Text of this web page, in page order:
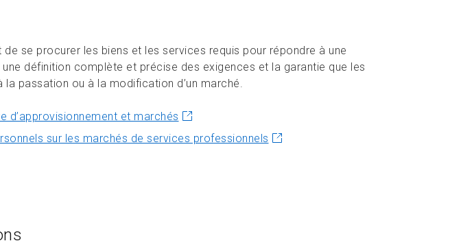
se procurer les biens et les services requis pour répondre à une
définition complète et précise des exigences et la garantie que les
la passation ou à la modification d’un marché.
d’approvisionnement et marchés
sur les marchés de services professionnels